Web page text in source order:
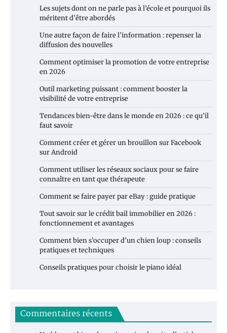
Les sujets dont on ne parle pas à l’école et pourquoi ils
méritent d’être abordés
Une autre façon de faire l’information : repenser la
diffusion des nouvelles
Comment optimiser la promotion de votre entreprise
en 2026
Outil marketing puissant : comment booster la
visibilité de votre entreprise
Tendances bien-être dans le monde en 2026 : ce qu’il
faut savoir
Comment créer et gérer un brouillon sur Facebook
sur Android
Comment utiliser les réseaux sociaux pour se faire
connaître en tant que thérapeute
Comment se faire payer par eBay : guide pratique
Tout savoir sur le crédit bail immobilier en 2026 :
fonctionnement et avantages
Comment bien s’occuper d’un chien loup : conseils
pratiques et techniques
Conseils pratiques pour choisir le piano idéal
Commentaires récents